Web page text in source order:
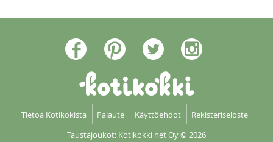
Tietoa Kotikokista Palaute Käyttöehdot
Rekisteriseloste
Taustajoukot: Kotikokki net Oy© 2026